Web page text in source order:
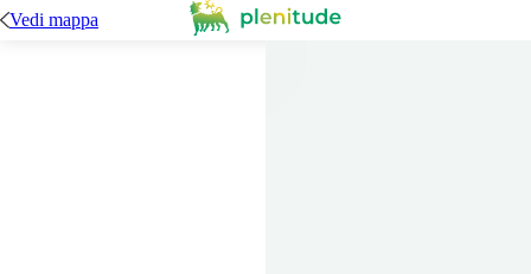
Vedi mappa